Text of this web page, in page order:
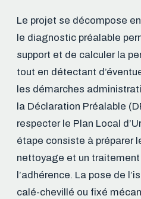
Le projet se décompose
le diagnostic préalable
support et de calculer la
tout en détectant
les démarches
la Déclaration Préalable
respecter le Plan Local
étape consiste à préparer
nettoyage et un
l’adhérence. La pose de
calé-chevillé ou fixé